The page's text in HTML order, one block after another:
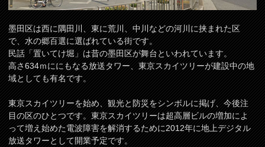
墨田区は西に隅田川、東に荒川、中川などの河川に挟まれた区
で、水の郷百選に選ばれている街です。
民話「置いてけ堀」は昔の墨田区が舞台といわれています。
高さ634ｍににもなる放送タワー、東京スカイツリーが建設中の地
域としても有名です。
東京スカイツリーを始め、観光と防災をシンボルに掲げ、今後注
目の区のひとつです。東京スカイツリーは超高層ビルの増加によ
って増え始めた電波障害を解消するために2012年に地上デジタル
放送タワーとして開業予定です。